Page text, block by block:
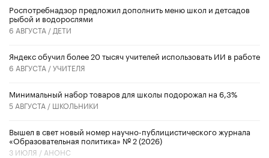
Роспотребнадзор предложил дополнить меню школ и детсадов
рыбой и водорослями
6 АВГУСТА / ДЕТИ
​Яндекс обучил более 20 тысяч учителей использовать ИИ в работе
6 АВГУСТА /УЧИТЕЛЯ
Минимальный набор товаров для школы подорожал на 6,3%
5 АВГУСТА / ШКОЛЬНИКИ
Вышел в свет новый номер научно-публицистического журнала
«Образовательная политика» № 2 (2026)
3 ИЮЛЯ / АНОНС